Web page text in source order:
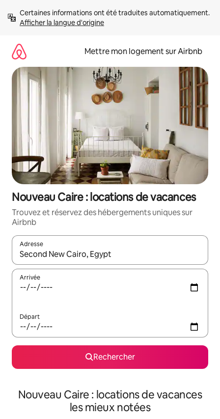
directement
Afficher la langue d'origine
Mettre mon logement sur Airbnb
Nouveau Caire : locations de vacances
Trouvez et réservez des hébergements uniques sur
Airbnb
Adresse
Lorsque les résultats s'affichent, utilisez les flèches vers le
Arrivée
Départ
Rechercher
Nouveau Caire : locations de vacances
les mieux notées